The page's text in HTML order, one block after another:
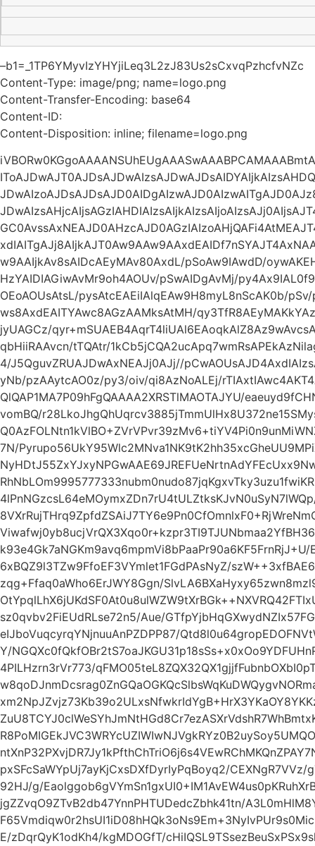
–b1=_1TP6YMyvIzYHYjiLeq3L2zJ83Us2sCxvqPzhcfvNZc
Content-Type: image/png; name=logo.png
Content-Transfer-Encoding: base64
Content-ID:
Content-Disposition: inline; filename=logo.png
w9AAIjkAv8sAIDcAEyMAv80AxdL/pSoAw9IAwdD/
HzYAIDIAGiwAvMr9oh4AOUv/pSwAIDgAvMj/
OEoAOUsAtsL/pysAtcEAEiIAlqEAw9H8myL8nScAK0b/
ws8AxdEAITYAwc8AGzAAMksAtMH/
jyUAGCz/
qbHiiRAAvcn/tTQAtr/
4/J5QguvZRUAJDwAxNEAJj0AJj//
yNb/pzAAytcAO0z/py3/oiv/qi8AzNoALEj/
QlQAP1MA7P09hFgQAAAA2XRSTlMAOTAJYU/
vomBQ/
7N/
6xBQZ9l3TZw9FfoEF3VYmlet1FGdPAsNyZ/
zqg+Ffaq0aWho6ErJWY8Ggn/
sz0qvbv2FiEUdRLse72n5/Aue/
eIJboVuqcyrqYNjnuuAnPZDPP87/
Y/
4PILHzrn3rVr773/
pxSFcSaWYpUj7ayKjCxsDXfDyrIyPqBoyq2/
92HJ/g/
jgZZvqO9ZTvB2db47YnnPHTUDedcZbhk41tn/
E/zDqrQyK1odKh4/kgMDOGfT/